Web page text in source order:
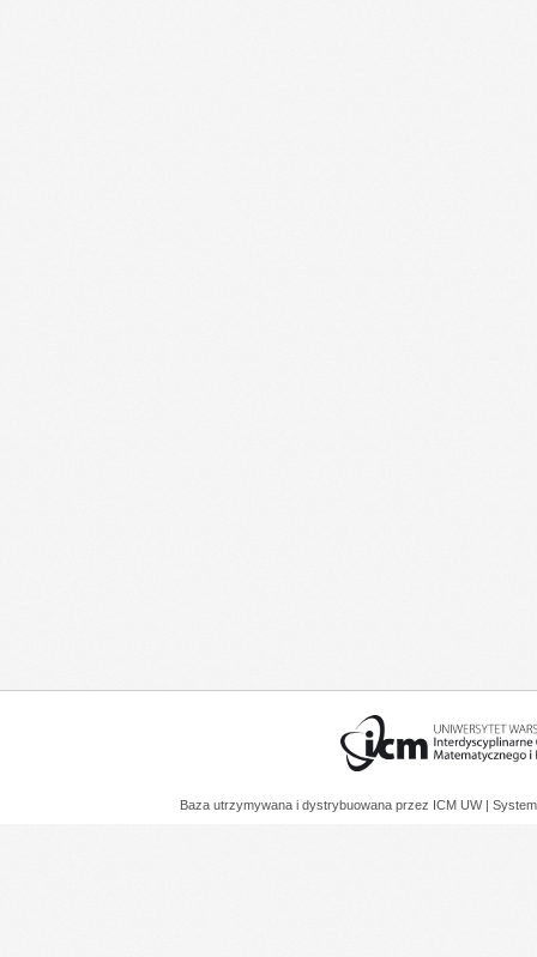
Baza utrzymywana i dystrybuowana przez ICM UW |